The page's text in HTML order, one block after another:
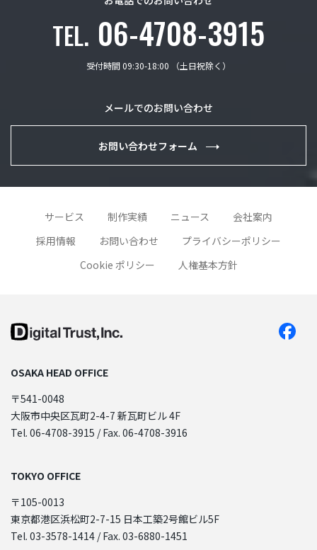
TEL. 06-4708-3915
受付時間 09:30-18:00 （土日祝除く）
メールでのお問い合わせ
お問い合わせフォーム
サービス 制作実績 ニュース
会社案内
採用情報
お問い合わせ
プライバシーポリシー
Cookie ポリシー
人権基本方針
OSAKA HEAD OFFICE
〒541-0048
大阪市中央区瓦町2-4-7 新瓦町ビル 4F
Tel. 06-4708-3915 / Fax. 06-4708-3916
TOKYO OFFICE
〒105-0013
東京都港区浜松町2-7-15 日本工築2号館ビル5F
Tel. 03-3578-1414 / Fax. 03-6880-1451